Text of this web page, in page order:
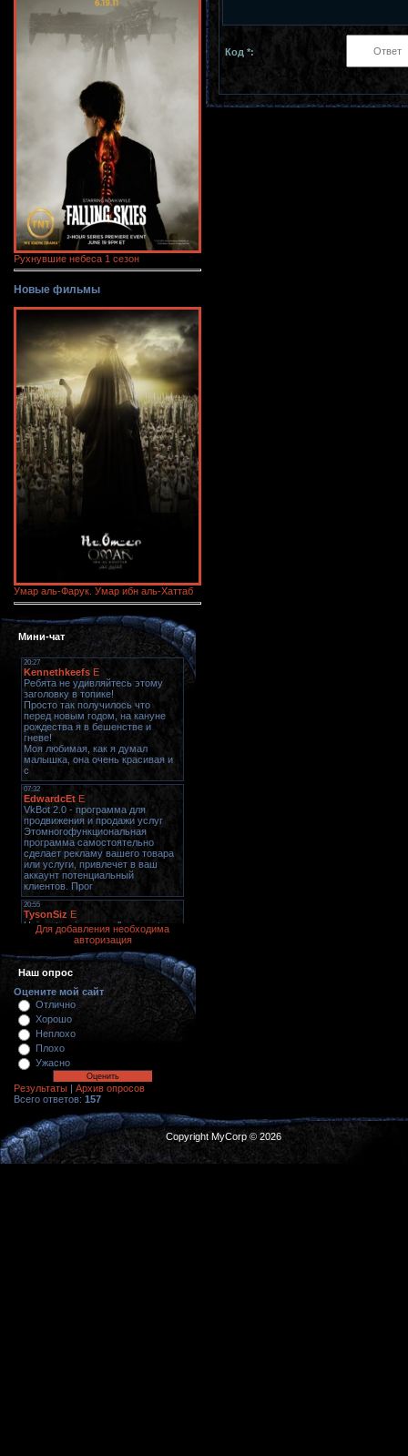
Рухнувшие небеса 1 сезон
Новые фильмы
Умар аль-Фарук. Умар ибн аль-Хаттаб
Мини-чат
Для добавления необходима
авторизация
Наш опрос
Оцените мой сайт
Отлично
Хорошо
Неплохо
Плохо
Ужасно
Результаты | Архив опросов
Всего ответов: 157
Код *:
Copyright MyCorp © 2026